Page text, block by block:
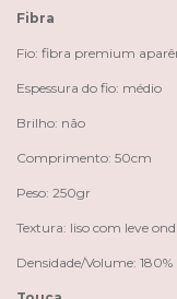
Fibra
Fio: fibra premium
Espessura do fio: médio
Brilho: não
Comprimento: 50cm
Peso: 250gr
Textura: liso com leve
Densidade/Volume: 180%